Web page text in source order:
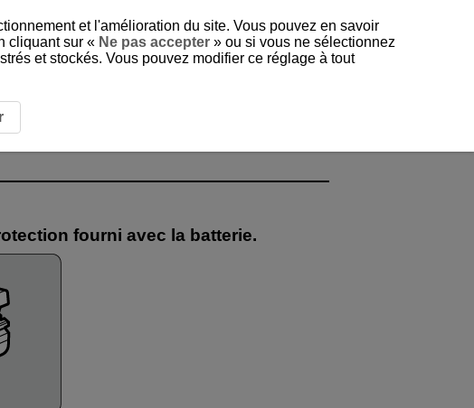
fourni avec la batterie.
et l'amélioration du site. Vous pouvez en savoir
cliquant sur « Ne pas accepter » ou si vous ne sélectionnez
et stockés. Vous pouvez modifier ce réglage à tout